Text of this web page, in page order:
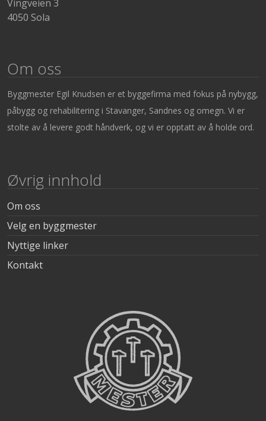
Vingveien 3
4050 Sola
Om oss
Byggmester Egil Knudsen er et byggefirma med fokus på nybygg,
påbygg og rehabilitering i Stavanger, Sandnes og omegn. Vi er
stolte av å levere godt håndverk, og vi er opptatt av å holde ord.
Øvrig innhold
Om oss
Velg en byggmester
Nyttige linker
Kontakt